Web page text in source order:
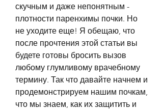
скучным и даже непонятным -
плотности паренхимы почки. Но
не уходите еще! Я обещаю, что
после прочтения этой статьи вы
будете готовы бросить вызов
любому глумливому врачебному
термину. Так что давайте начнем и
продемонстрируем нашим почкам,
что мы знаем, как их защитить и